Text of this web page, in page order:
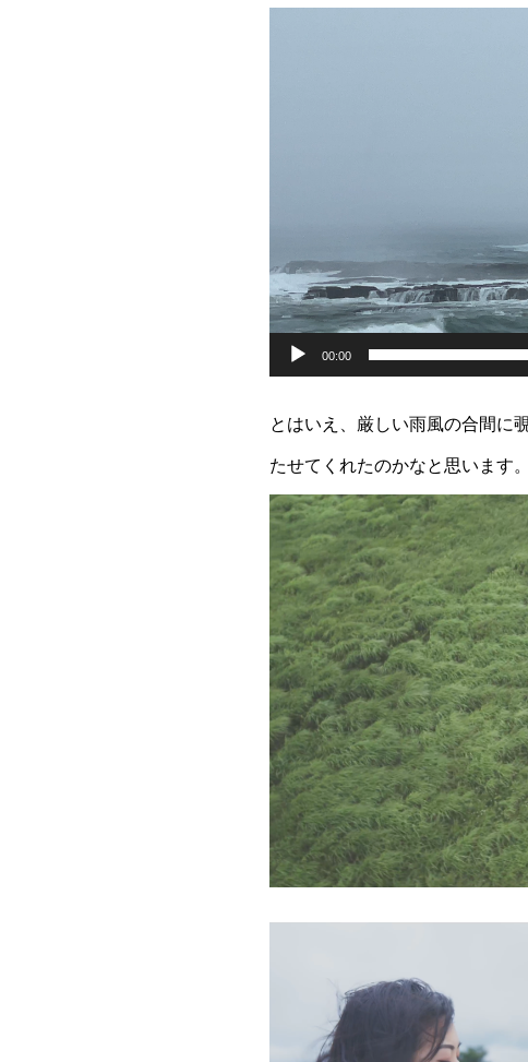
00:00
とはいえ、厳しい雨風の合間に
たせてくれたのかなと思います。